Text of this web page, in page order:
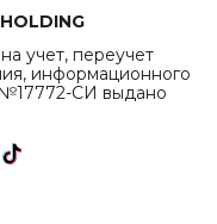
учет, переучет
информационного
№17772-СИ выдано